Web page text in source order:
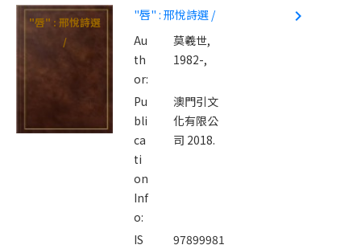
"唇" : 邢悅詩選
/
"唇" : 邢悅詩選 /
Au
th
or:
莫羲世,
1982-,
Pu
bli
ca
ti
on
Inf
o:
澳門引文
化有限公
司 2018.
IS
97899981
navigate_next